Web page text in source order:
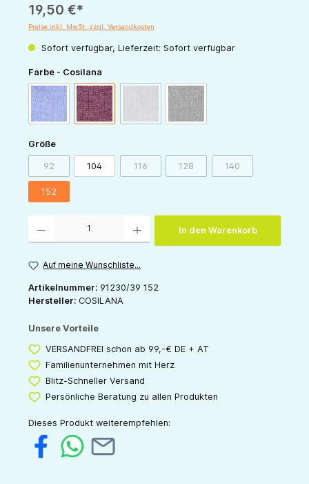
19,50 €*
Preise inkl. MwSt. zzgl. Versandkosten
Sofort verfügbar, Lieferzeit: Sofort verfügbar
Farbe - Cosilana
blau-meliertweinrot-meliertrosa-meliert
(Diese Option ist zurzeit nicht verfügbar.)
grau-meliert
Größeauswählen
92(Diese Option ist zurzeit nicht verfügbar.)
104 116(Diese Option ist zurzeit nicht verfügbar.)
128(Diese Option ist zurzeit nicht
140(Diese Option ist
152
In den Warenkorb
Auf meine Wunschliste...
Artikelnummer: 91230/39 152
Hersteller: COSILANA
Unsere Vorteile
VERSANDFREI schon ab 99,-€ DE + AT
Familienunternehmen mit Herz
Blitz-Schneller Versand
Persönliche Beratung zu allen Produkten
Dieses Produkt weiterempfehlen: